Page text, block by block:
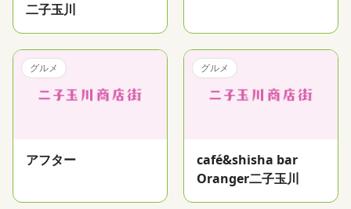
二子玉川
グルメ
アフター
グルメ
café&shisha bar
Oranger二子玉川